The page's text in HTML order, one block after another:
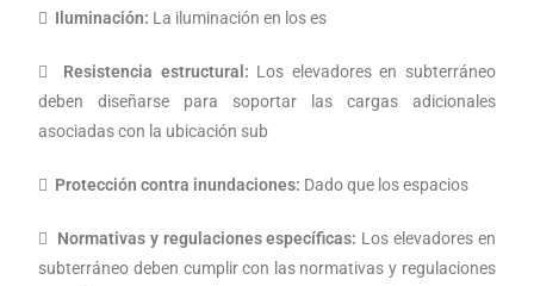
 Iluminación: La iluminación en los es
 Resistencia estructural: Los elevadores en subterráneo
deben diseñarse para soportar las cargas adicionales
asociadas con la ubicación sub
 Protección contra inundaciones: Dado que los espacios
 Normativas y regulaciones específicas: Los elevadores en
subterráneo deben cumplir con las normativas y regulaciones